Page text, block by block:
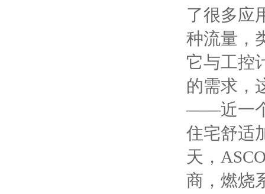
了很多应
种流量，
它与工控
的需求，
——近一个
住宅舒适
天，
商，燃烧